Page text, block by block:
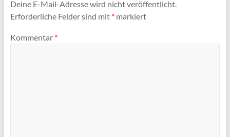
Deine E-Mail-Adresse wird nicht veröffentlicht.
Erforderliche Felder sind mit *markiert
Kommentar *